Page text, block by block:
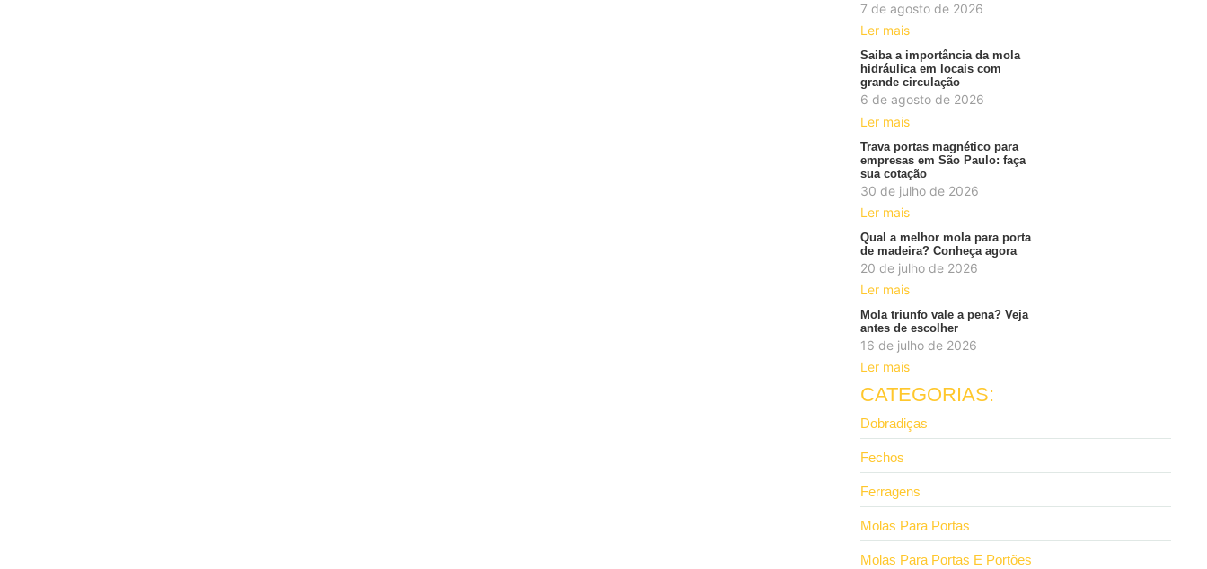
7 de agosto de 2026
Ler mais
Saiba a importância da mola
hidráulica em locais com
grande circulação
6 de agosto de 2026
Ler mais
Trava portas magnético para
empresas em São Paulo: faça
sua cotação
30 de julho de 2026
Ler mais
Qual a melhor mola para porta
de madeira? Conheça agora
20 de julho de 2026
Ler mais
Mola triunfo vale a pena? Veja
antes de escolher
16 de julho de 2026
Ler mais
CATEGORIAS:
Dobradiças
Fechos
Ferragens
Molas Para Portas
Molas Para Portas E Portões